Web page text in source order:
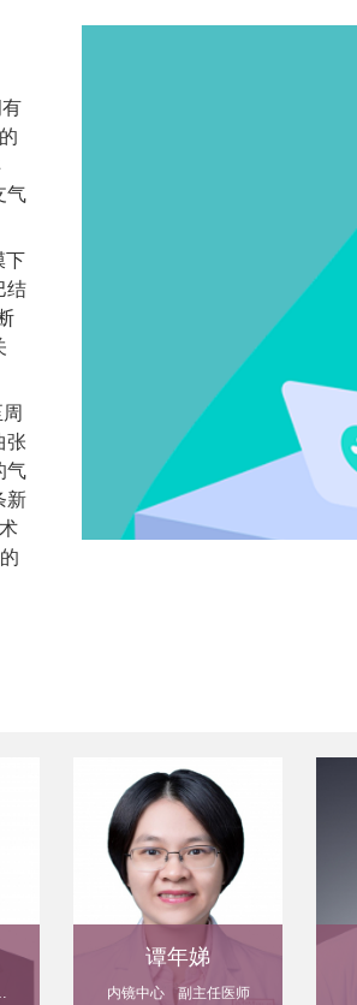
气
下
结
张
气
新
授
谭年娣
内镜中心 副主任医师